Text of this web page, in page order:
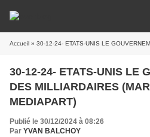
Accueil » 30-12-24- ETATS-UNIS LE GOUVERNEMENT DES
30-12-24- ETATS-UNIS LE
DES MILLIARDAIRES
MEDIAPART)
Publié le 30/12/2024 à 08:26
Par YVAN BALCHOY